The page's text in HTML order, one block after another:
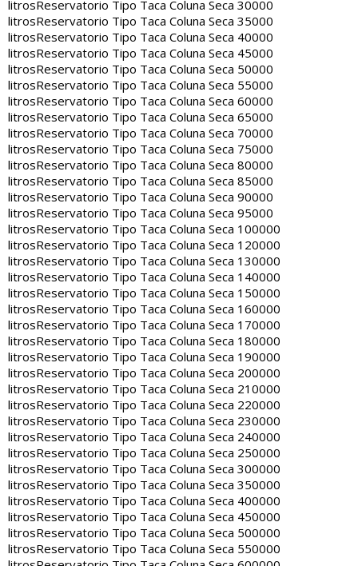
litrosReservatorio Tipo Taca Coluna Seca 30000
litrosReservatorio Tipo Taca Coluna Seca 35000
litrosReservatorio Tipo Taca Coluna Seca 40000
litrosReservatorio Tipo Taca Coluna Seca 45000
litrosReservatorio Tipo Taca Coluna Seca 50000
litrosReservatorio Tipo Taca Coluna Seca 55000
litrosReservatorio Tipo Taca Coluna Seca 60000
litrosReservatorio Tipo Taca Coluna Seca 65000
litrosReservatorio Tipo Taca Coluna Seca 70000
litrosReservatorio Tipo Taca Coluna Seca 75000
litrosReservatorio Tipo Taca Coluna Seca 80000
litrosReservatorio Tipo Taca Coluna Seca 85000
litrosReservatorio Tipo Taca Coluna Seca 90000
litrosReservatorio Tipo Taca Coluna Seca 95000
litrosReservatorio Tipo Taca Coluna Seca 100000
litrosReservatorio Tipo Taca Coluna Seca 120000
litrosReservatorio Tipo Taca Coluna Seca 130000
litrosReservatorio Tipo Taca Coluna Seca 140000
litrosReservatorio Tipo Taca Coluna Seca 150000
litrosReservatorio Tipo Taca Coluna Seca 160000
litrosReservatorio Tipo Taca Coluna Seca 170000
litrosReservatorio Tipo Taca Coluna Seca 180000
litrosReservatorio Tipo Taca Coluna Seca 190000
litrosReservatorio Tipo Taca Coluna Seca 200000
litrosReservatorio Tipo Taca Coluna Seca 210000
litrosReservatorio Tipo Taca Coluna Seca 220000
litrosReservatorio Tipo Taca Coluna Seca 230000
litrosReservatorio Tipo Taca Coluna Seca 240000
litrosReservatorio Tipo Taca Coluna Seca 250000
litrosReservatorio Tipo Taca Coluna Seca 300000
litrosReservatorio Tipo Taca Coluna Seca 350000
litrosReservatorio Tipo Taca Coluna Seca 400000
litrosReservatorio Tipo Taca Coluna Seca 450000
litrosReservatorio Tipo Taca Coluna Seca 500000
litrosReservatorio Tipo Taca Coluna Seca 550000